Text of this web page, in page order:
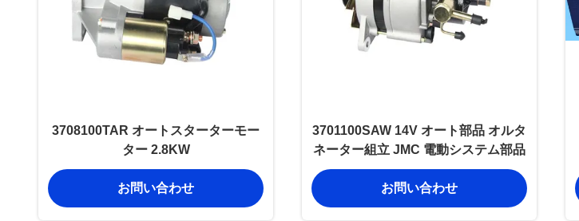
3708100TAR オートスターターモー
ター 2.8KW
お問い合わせ
3701100SAW 14V オート部品 オルタ
ネーター組立 JMC 電動システム部品
お問い合わせ